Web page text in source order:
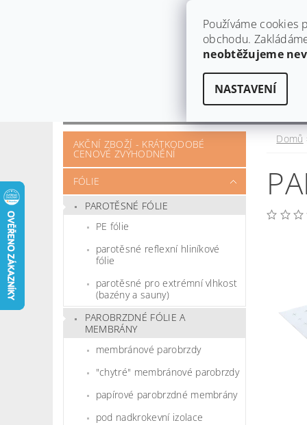
OBCHODNÍ PODMÍNKY
OTÁZKY A POŽADAVKY
AKČNÍ ZBOŽÍ - KRÁTKODOBÉ
CENOVÉ ZVÝHODNĚNÍ
FÓLIE
PAROTĚSNÉ FÓLIE
PE fólie
parotěsné reflexní hliníkové
fólie
parotěsné pro extrémní vlhkost
(bazény a sauny)
PAROBRZDNÉ FÓLIE A
MEMBRÁNY
membránové parobrzdy
"chytré" membránové parobrzdy
papírové parobrzdné membrány
pod nadkrokevní izolace
Domů
Používáme cookies
obchodu.
neobtěžujeme
NASTAVENÍ